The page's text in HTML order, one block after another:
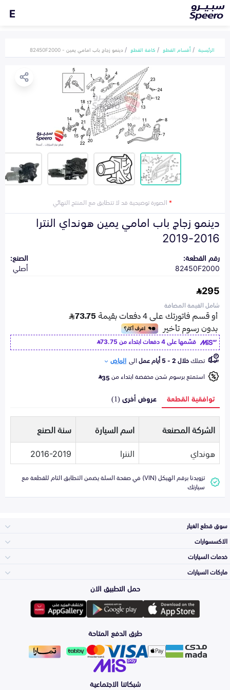
E
الرئيسية أقسام القطع كافة القطع دينمو زجاج باب امامي يمين - 82450F2000
*الصورة توضيحية قد لا تتطابق مع المنتج النهائي
دينمو زجاج باب امامي يمين هونداي النترا
2016-2019
رقم القطعة:
82450F2000
الصنع:
أصلي
295
شامل القيمة المضافة
قسّمها على 4 دفعات ابتداء من
73.75
تصلكخلال 2 - 5 أيام عمل الى الرياض
استمتع برسوم شحن مخفضة ابتداء من35
توافقية القطعة عروض أخرى (1)
الشركة المصنعة اسم السيارة
سنة الصنع
هونداي
النترا 2016-2019
تزويدنا برقم الهيكل (VIN) في صفحة السلة يضمن التطابق التام للقطعة مع
سيارتك
سوق قطع الغيار
المكائن، القيرات
وملحقاتها
الشمعات
والاصطبات (الاضاءة)
الفرامل والأقمشة
الاكسسوارات
لوازم الرحلات
اكسسوارات العناية
خدمات السيارات
الأكثر مبيعاً
التلميع والعناية
ماركات السيارات
تويوتا
هيونداي
كيا
حمل التطبيق الان
طرق الدفع المتاحة
شبكاتنا الاجتماعية